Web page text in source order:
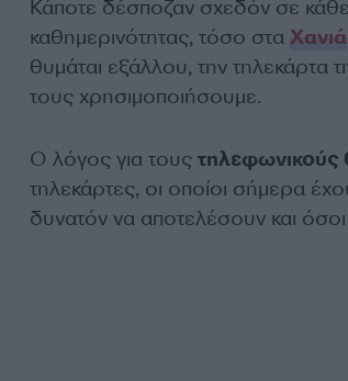
Κάποτε δέσποζαν σχεδόν σε κάθε
καθημερινότητας, τόσο στα Χανιά
θυμάται εξάλλου, την τηλεκάρτα
τους χρησιμοποιήσουμε.
Ο λόγος για τους
τηλεκάρτες, οι οποίοι σήμερα
δυνατόν να αποτελέσουν και